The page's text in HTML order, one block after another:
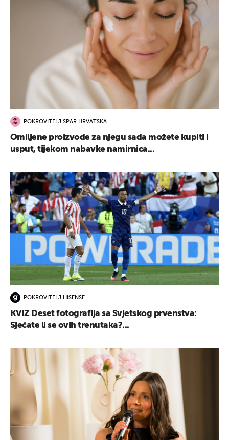
POKROVITELJ SPAR HRVATSKA
Omiljene proizvode za njegu sada možete kupiti i
usput, tijekom nabavke namirnica...
POKROVITELJ HISENSE
KVIZ Deset fotografija sa Svjetskog prvenstva:
Sjećate li se ovih trenutaka?...